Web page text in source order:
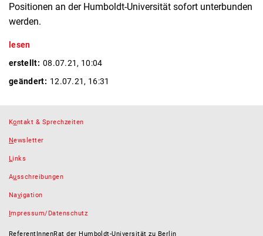
Positionen an der Humboldt-Universität sofort unterbunden
werden.
lesen
erstellt: 08.07.21, 10:04
geändert: 12.07.21, 16:31
Kontakt & Sprechzeiten
Newsletter
Links
Ausschreibungen
Navigation
Impressum/Datenschutz
ReferentInnenRat der Humboldt-Universität zu Berlin